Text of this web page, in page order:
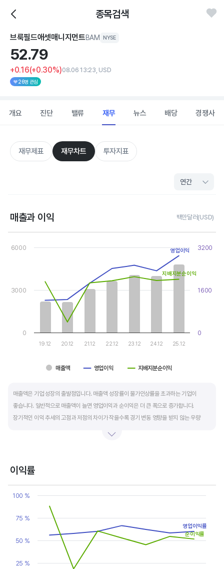
종목검색
브룩필드애셋매니지먼트BAM NYSE
52.79
+0.16(+0.30%)08.06 13:23, USD
26명 관심
개요 진단 밸류 재무 뉴스 배당 경쟁사
재무제표 재무차트 투자지표
매출과 이익 백만달러(USD)
Chart
View as data table, Chart
The chart has 2 Y axes displaying values, and values.
매출액 영업이익 지배지분순이익
19.12 20.12 21.12 22.12 23.12 24.12 25.12
0
3000
6000
0
1600
3200
영업이익
지배지분순이익
매출액은 기업 성장의 출발점입니다. 매출액 성장률이 물가인상률을 초과하는 기업이
좋습니다. 일반적으로 매출액이 늘면 영업이익과 순이익은 더 큰 폭으로 증가합니다.
장기적인 이익 추세의 고점과 저점의 차이가 작을수록 경기 변동 영향을 받지 않는 우량
매우 클뿐 아니라 수년간 매출액 감소가 이어지기도 합니다. 심할 경우 경기 변동에 따라
출발점이 꾸준한 매출액 증가에서 시작한다는 점을 기억해야 합니다.
이익률
Chart
Line chart with 2 lines.
View as data table, Chart
The chart has 1 X axis displaying categories.
The chart has 1 Y axis displaying values. Data ranges from
25 %
50 %
75 %
100 %
영업이익률
순이익률